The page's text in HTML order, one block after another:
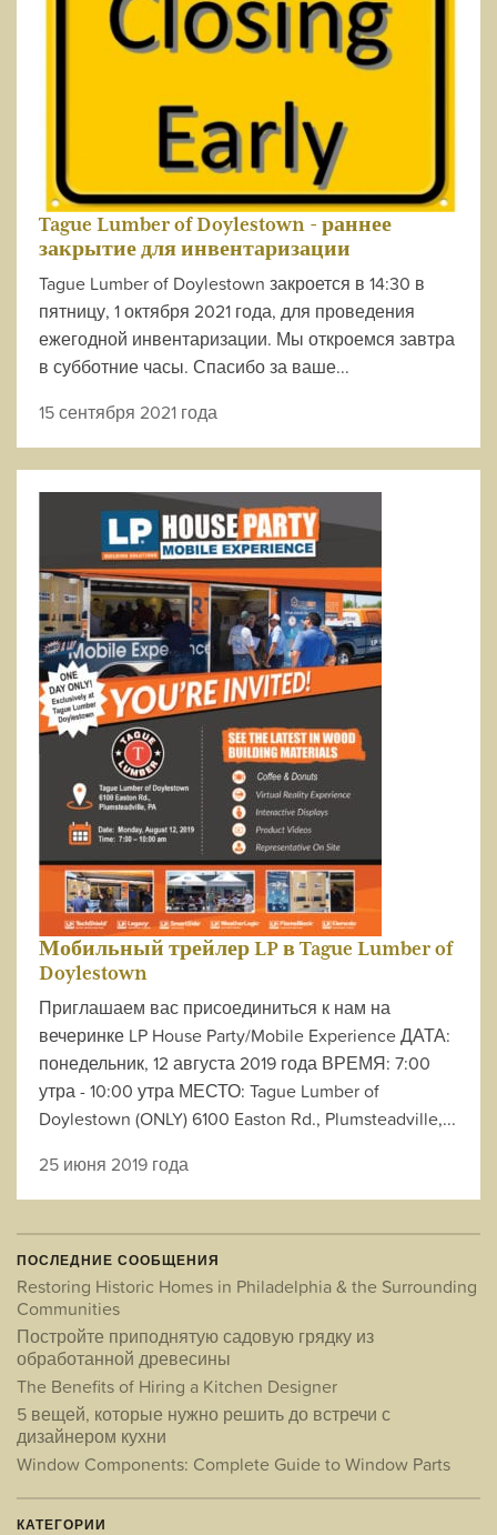
Tague Lumber of Doylestown - раннее
закрытие для инвентаризации
Tague Lumber of Doylestown закроется в 14:30 в
пятницу, 1 октября 2021 года, для проведения
ежегодной инвентаризации. Мы откроемся завтра
в субботние часы. Спасибо за ваше...
15 сентября 2021 года
Мобильный трейлер LP в Tague Lumber of
Doylestown
Приглашаем вас присоединиться к нам на
вечеринке LP House Party/Mobile Experience ДАТА:
понедельник, 12 августа 2019 года ВРЕМЯ: 7:00
утра - 10:00 утра МЕСТО: Tague Lumber of
Doylestown (ONLY) 6100 Easton Rd., Plumsteadville,...
25 июня 2019 года
ПОСЛЕДНИЕ СООБЩЕНИЯ
Restoring Historic Homes in Philadelphia & the Surrounding
Communities
Постройте приподнятую садовую грядку из
обработанной древесины
The Benefits of Hiring a Kitchen Designer
5 вещей, которые нужно решить до встречи с
дизайнером кухни
Window Components: Complete Guide to Window Parts
КАТЕГОРИИ